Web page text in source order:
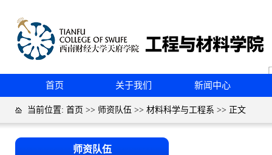
首页 关于我们 新闻中心
当前位置: 首页 >> 师资队伍 >> 材料科学与工程系 >> 正文
师资队伍